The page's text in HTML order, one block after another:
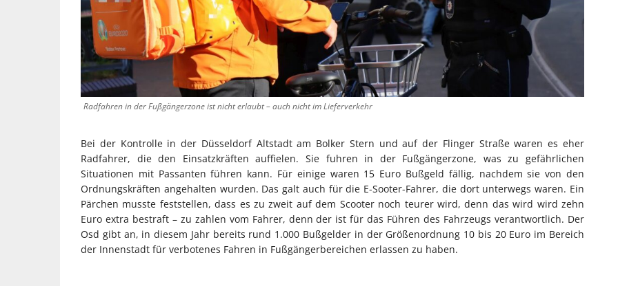
Radfahren in der Fußgängerzone ist nicht erlaubt – auch nicht im Lieferverkehr
Bei der Kontrolle in der Düsseldorf Altstadt am Bolker Stern und auf der Flinger Straße waren es eher
Radfahrer, die den Einsatzkräften auffielen. Sie fuhren in der Fußgängerzone, was zu gefährlichen
Situationen mit Passanten führen kann. Für einige waren 15 Euro Bußgeld fällig, nachdem sie von den
Ordnungskräften angehalten wurden. Das galt auch für die E-Sooter-Fahrer, die dort unterwegs waren. Ein
Pärchen musste feststellen, dass es zu zweit auf dem Scooter noch teurer wird, denn das wird wird zehn
Euro extra bestraft – zu zahlen vom Fahrer, denn der ist für das Führen des Fahrzeugs verantwortlich. Der
Osd gibt an, in diesem Jahr bereits rund 1.000 Bußgelder in der Größenordnung 10 bis 20 Euro im Bereich
der Innenstadt für verbotenes Fahren in Fußgängerbereichen erlassen zu haben.